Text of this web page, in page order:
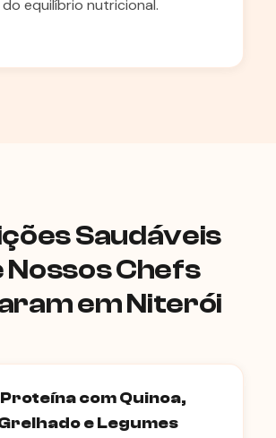
equilíbrio nutricional.
Saudáveis
Nossos Chefs
em Niterói
com Quinoa,
e Legumes